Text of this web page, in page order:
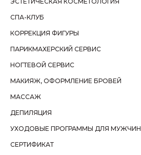
СПА-КЛУБ
КОРРЕКЦИЯ ФИГУРЫ
ПАРИКМАХЕРСКИЙ СЕРВИС
НОГТЕВОЙ СЕРВИС
МАКИЯЖ, ОФОРМЛЕНИЕ БРОВЕЙ
МАССАЖ
ДЕПИЛЯЦИЯ
УХОДОВЫЕ ПРОГРАММЫ ДЛЯ МУЖЧИН
СЕРТИФИКАТ